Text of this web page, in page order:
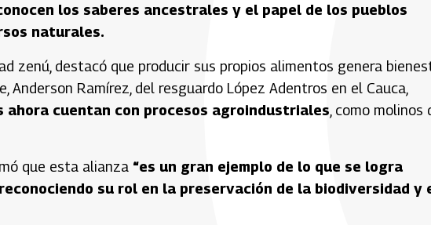
los saberes ancestrales y el papel de los pueblos
naturales.
zenú, destacó que producir sus propios alimentos genera
Ramírez, del resguardo López Adentros en el Cauca,
cuentan con procesos agroindustriales , como molinos
que esta alianza “es un gran ejemplo de lo que se logra
su rol en la preservación de la biodiversidad y